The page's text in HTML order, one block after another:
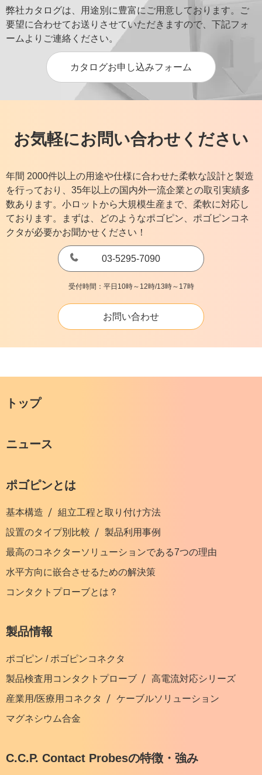
弊社カタログは、用途別に豊富にご用意しております。ご
要望に合わせてお送りさせていただきますので、下記フォ
ームよりご連絡ください。
カタログお申し込みフォーム
お気軽にお問い合わせください
年間 2000件以上の用途や仕様に合わせた柔軟な設計と製造
を行っており、35年以上の国内外一流企業との取引実績多
数あります。小ロットから大規模生産まで、柔軟に対応し
ております。まずは、どのようなポゴピン、ポゴピンコネ
クタが必要かお聞かせください！
03-5295-7090
受付時間：平日10時～12時/13時～17時
お問い合わせ
トップ
ニュース
ポゴピンとは
基本構造
組立工程と取り付け方法
設置のタイプ別比較
製品利用事例
最高のコネクターソリューションである7つの理由
水平方向に嵌合させるための解決策
コンタクトプローブとは？
製品情報
ポゴピン / ポゴピンコネクタ
製品検査用コンタクトプローブ
高電流対応シリーズ
産業用/医療用コネクタ
ケーブルソリューション
マグネシウム合金
C.C.P. Contact Probesの特徴・強み